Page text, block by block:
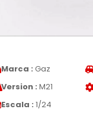
Marca : Gaz
Version : M21
Escala : 1/24